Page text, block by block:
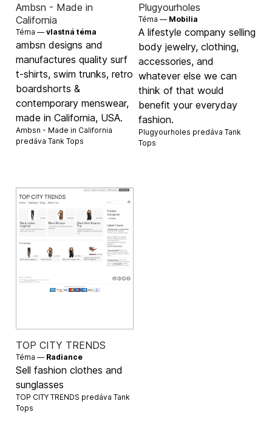
Ambsn - Made in
California
Téma —vlastná téma
ambsn designs and
manufactures quality surf
t-shirts, swim trunks, retro
boardshorts &
contemporary menswear,
made in California, USA.
Ambsn - Made in California
predávaTank Tops
Plugyourholes
Téma — Mobilia
A lifestyle company selling
body jewelry, clothing,
accessories, and
whatever else we can
think of that would
benefit your everyday
fashion.
Plugyourholes predáva Tank
Tops
TOP CITY TRENDS
Téma — Radiance
Sell fashion clothes and
sunglasses
TOP CITY TRENDS predávaTank
Tops